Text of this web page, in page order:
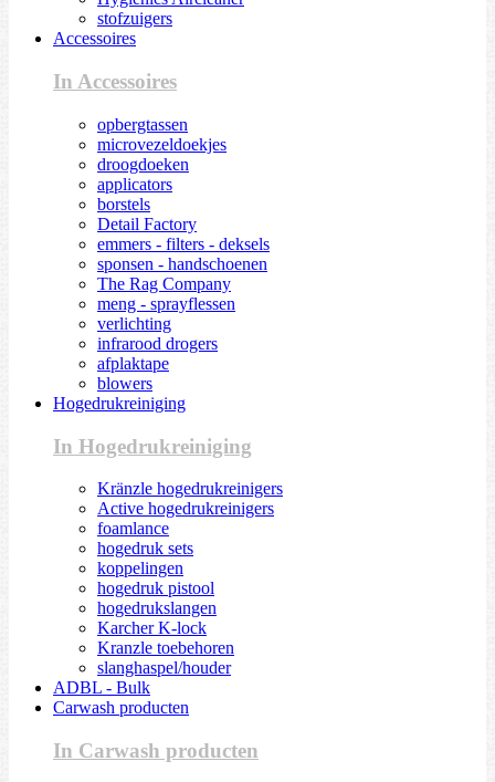
stofzuigers
Accessoires
In Accessoires
opbergtassen
microvezeldoekjes
droogdoeken
applicators
borstels
Detail Factory
emmers - filters - deksels
sponsen - handschoenen
The Rag Company
meng - sprayflessen
verlichting
infrarood drogers
afplaktape
blowers
Hogedrukreiniging
In Hogedrukreiniging
Kränzle hogedrukreinigers
Active hogedrukreinigers
foamlance
hogedruk sets
koppelingen
hogedruk pistool
hogedrukslangen
Karcher K-lock
Kranzle toebehoren
slanghaspel/houder
ADBL - Bulk
Carwash producten
In Carwash producten